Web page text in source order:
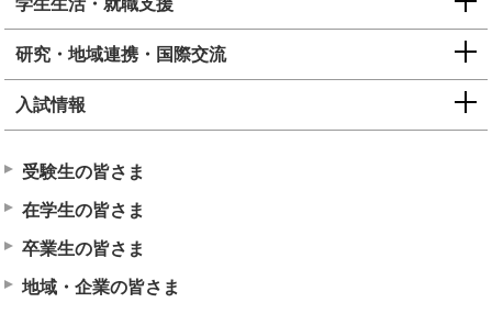
研究・地域連携・国際交流
入試情報
受験生の皆さま
在学生の皆さま
卒業生の皆さま
地域・企業の皆さま